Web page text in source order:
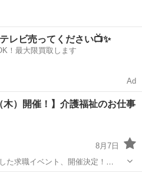
レビ売ってください📺✨
！最大限買取します
Ad
木）開催！】介護福祉のお仕事
8月7日
た求職イベント、開催決定！